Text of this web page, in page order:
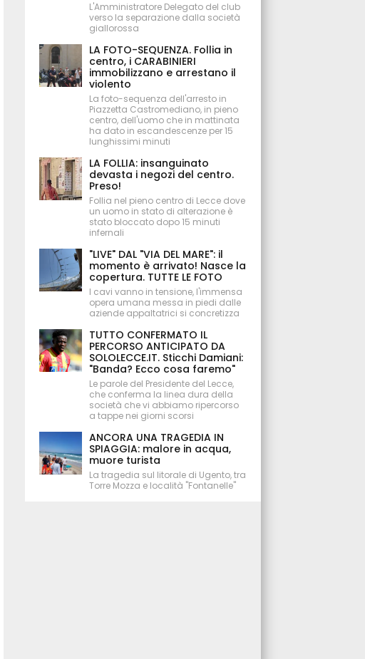
L'Amministratore Delegato del club
verso la separazione dalla società
giallorossa
LA FOTO-SEQUENZA. Follia in
centro, i CARABINIERI
immobilizzano e arrestano il
violento
La foto-sequenza dell'arresto in
Piazzetta Castromediano, in pieno
centro, dell'uomo che in mattinata
ha dato in escandescenze per 15
lunghissimi minuti
LA FOLLIA: insanguinato
devasta i negozi del centro.
Preso!
Follia nel pieno centro di Lecce dove
un uomo in stato di alterazione è
stato bloccato dopo 15 minuti
infernali
"LIVE" DAL "VIA DEL MARE": il
momento è arrivato! Nasce la
copertura. TUTTE LE FOTO
I cavi vanno in tensione, l'immensa
opera umana messa in piedi dalle
aziende appaltatrici si concretizza
TUTTO CONFERMATO IL
PERCORSO ANTICIPATO DA
SOLOLECCE.IT. Sticchi Damiani:
"Banda? Ecco cosa faremo"
Le parole del Presidente del Lecce,
che conferma la linea dura della
società che vi abbiamo ripercorso
a tappe nei giorni scorsi
ANCORA UNA TRAGEDIA IN
SPIAGGIA: malore in acqua,
muore turista
La tragedia sul litorale di Ugento, tra
Torre Mozza e località "Fontanelle"